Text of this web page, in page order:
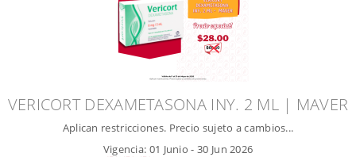
VERICORT DEXAMETASONA INY. 2 ML | MAVER
Aplican restricciones. Precio sujeto a cambios...
Vigencia: 01 Junio - 30 Jun 2026